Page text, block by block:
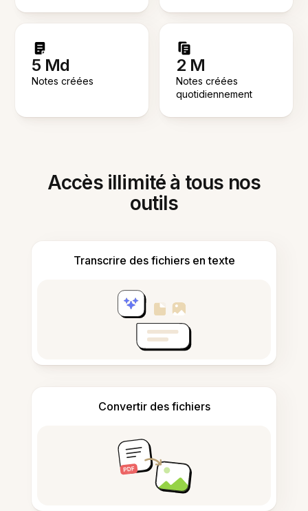
5 Md
Notes créées
2 M
Notes créées
quotidiennement
Accès illimité à tous nos
outils
Transcrire des fichiers en texte
Convertir des fichiers